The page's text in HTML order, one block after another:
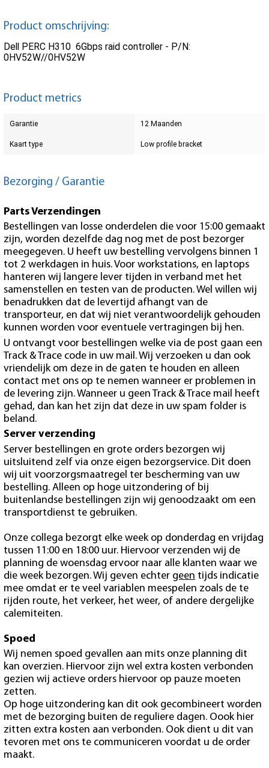
Product omschrijving:
Dell PERC H310 6Gbps raid controller - P/N:
0HV52W//0HV52W
Product metrics
Garantie 12 Maanden
Kaart type Low profile bracket
Bezorging / Garantie
Parts Verzendingen
Bestellingen van losse onderdelen die voor 15:00 gemaakt
zijn, worden dezelfde dag nog met de post bezorger
meegegeven. U heeft uw bestelling vervolgens binnen 1
tot 2 werkdagen in huis. Voor workstations, en laptops
hanteren wij langere lever tijden in verband met het
samenstellen en testen van de producten. Wel willen wij
benadrukken dat de levertijd afhangt van de
transporteur, en dat wij niet verantwoordelijk gehouden
kunnen worden voor eventuele vertragingen bij hen.
U ontvangt voor bestellingen welke via de post gaan een
Track & Trace code in uw mail. Wij verzoeken u dan ook
vriendelijk om deze in de gaten te houden en alleen
contact met ons op te nemen wanneer er problemen in
de levering zijn. Wanneer u geen Track & Trace mail heeft
gehad, dan kan het zijn dat deze in uw spam folder is
beland.
Server verzending
Server bestellingen en grote orders bezorgen wij
uitsluitend zelf via onze eigen bezorgservice. Dit doen
wij uit voorzorgsmaatregel ter bescherming van uw
bestelling. Alleen op hoge uitzondering of bij
buitenlandse bestellingen zijn wij genoodzaakt om een
transportdienst te gebruiken.
Onze collega bezorgt elke week op donderdag en vrijdag
tussen 11:00 en 18:00 uur. Hiervoor verzenden wij de
planning de woensdag ervoor naar alle klanten waar we
die week bezorgen. Wij geven echter geen tijds indicatie
mee omdat er te veel variablen meespelen zoals de te
rijden route, het verkeer, het weer, of andere dergelijke
calemiteiten.
Spoed
Wij nemen spoed gevallen aan mits onze planning dit
kan overzien. Hiervoor zijn wel extra kosten verbonden
gezien wij actieve orders hiervoor op pauze moeten
zetten.
Op hoge uitzondering kan dit ook gecombineert worden
met de bezorging buiten de reguliere dagen. Oook hier
zitten extra kosten aan verbonden. Ook dient u dit van
tevoren met ons te communiceren voordat u de order
maakt.